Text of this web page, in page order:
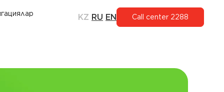
KZ RU EN Call center 2288